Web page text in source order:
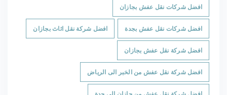
افضل شركات نقل عفش بجازان
افضل شركات نقل عفش بجدة افضل شركة نقل اثاث بجازان
افضل شركة نقل عفش بجازان
افضل شركة نقل عفش من الخبر الى الرياض